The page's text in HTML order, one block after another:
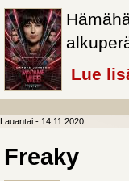
Lue
Lauantai - 14.11.2020
Freaky